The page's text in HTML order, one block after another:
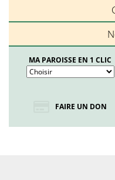
MA PAROISSE EN 1 CLIC
FAIRE UN DON